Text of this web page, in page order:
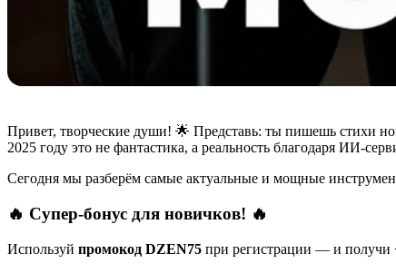
Привет, творческие души! 🌟 Представь: ты пишешь стихи
2025 году это не фантастика, а реальность благодаря ИИ-
Сегодня мы разберём самые актуальные и мощные
🔥 Супер-бонус для новичков! 🔥
Используй промокод DZEN75 при регистрации — и получи